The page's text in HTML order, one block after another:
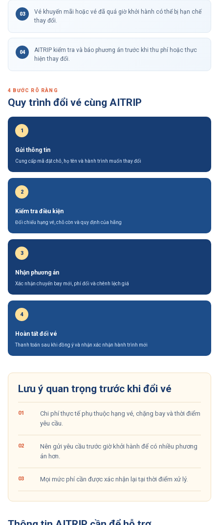
03
Vé khuyến mãi hoặc vé đã quá giờ khởi hành có thể bị hạn chế
thay đổi.
04
AITRIP kiểm tra và báo phương án trước khi thu phí hoặc thực
hiện thay đổi.
4 BƯỚC RÕ RÀNG
Quy trình đổi vé cùng AITRIP
1
Gửi thông tin
Cung cấp mã đặt chỗ, họ tên và hành trình muốn thay đổi
2
Kiểm tra điều kiện
Đối chiếu hạng vé, chỗ còn và quy định của hãng
3
Nhận phương án
Xác nhận chuyến bay mới, phí đổi và chênh lệch giá
4
Hoàn tất đổi vé
Thanh toán sau khi đồng ý và nhận xác nhận hành trình mới
Lưu ý quan trọng trước khi đổi vé
01
Chi phí thực tế phụ thuộc hạng vé, chặng bay và thời điểm
yêu cầu.
02
Nên gửi yêu cầu trước giờ khởi hành để có nhiều phương
án hơn.
03 Mọi mức phí cần được xác nhận lại tại thời điểm xử lý.